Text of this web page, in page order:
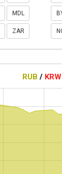
MDL
ZAR
RUB / KRW